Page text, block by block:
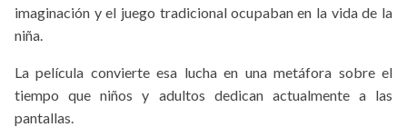
imaginación y el juego tradicional ocupaban en la vida de la
niña.
La película convierte esa lucha en una metáfora sobre el
tiempo que niños y adultos dedican actualmente a las
pantallas.